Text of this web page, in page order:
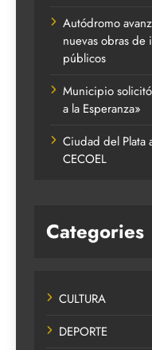
Autódromo
nuevas obras de
públicos
Municipio
a la Esperanza»
Ciudad del Plata
CECOEL
Categories
CULTURA
DEPORTE